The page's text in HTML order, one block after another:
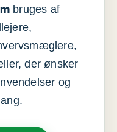
bruges af
der ønsker
og